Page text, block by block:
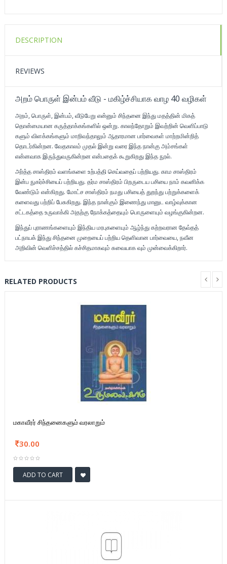
DESCRIPTION
REVIEWS
அறம் பொருள் இன்பம் வீடு - மகிழ்ச்சியாக வாழ 40 வழிகள்
அறம், பொருள், இன்பம், வீடுபேறு என்னும் சிந்தனை இந்து மதத்தின் மிகத்
தொன்மையான கருத்தாக்கங்களில் ஒன்று. காலந்தோறும் இவற்றின் வெளிப்பாடு
களும் விளக்கங்களும் மாறிவந்தாலும் ஆதாரமான பார்வைகள் மாற்றமின்றித்
தொடர்கின்றன. வேதகாலம் முதல் இன்று வரை இந்த நான்கு அம்சங்கள்
என்னவாக இருந்துவருகின்றன என்பதைக் கூறுகிறது இந்த நூல்.
அர்த்த சாஸ்திரம் வளங்களை உற்பத்தி செய்வதைப் பற்றியது. காம சாஸ்திரம்
இன்ப நுகர்ச்சியைப் பற்றியது. தர்ம சாஸ்திரம் பிறருடைய பசியை நாம் கவனிக்க
வேண்டும் என்கிறது. மோட்ச சாஸ்திரம் நமது பசியைத் துறந்து பற்றுக்களைக்
களைவது பற்றிப் பேசுகிறது. இந்த நான்கும் இணைந்து மானுட வாழ்வுக்கான
சட்டகத்தை உருவாக்கி அதற்கு நோக்கத்தையும் பொருளையும் வழங்குகின்றன.
இந்துப் புராணங்களையும் இந்திய மரபுகளையும் ஆழ்ந்து கற்றவரான தேவ்தத்
பட்நாயக் இந்து சிந்தனை முறையைப் பற்றிய தெளிவான பார்வையை, நவீன
அறிவின் வெளிச்சத்தில் கச்சிதமாகவும் சுவையாக வும் முன்வைக்கிறார்.
RELATED PRODUCTS
மகாவீரர் சிந்தனைகளும் வரலாறும்
30.00
ADD TO CART